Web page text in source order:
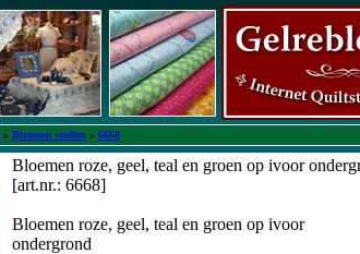
» Bloemen stoffen » 6668
Bloemen roze, geel, teal en groen op ivoor
[art.nr.: 6668]
Bloemen roze, geel, teal en groen op ivoor
ondergrond